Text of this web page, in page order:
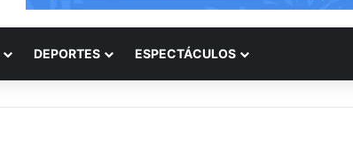
DEPORTES ESPECTÁCULOS